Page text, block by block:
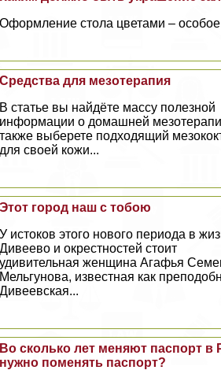
Оформление стола цветами – особое
Средства для мезотерапия
В статье вы найдёте массу полезной
информации о домашней
также выберете подходящий
для своей кожи...
Этот город наш с тобою
У истоков этого нового периода в
Дивеево и окрестностей стоит
удивительная женщина Агафья
Мельгунова, известная как
Дивеевская...
Во сколько лет меняют паспорт в
нужно поменять паспорт?